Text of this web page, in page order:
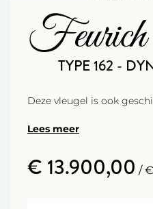
Feurich
TYPE 162 -
Deze vleugel is ook
Een klein formaat vleugel
dynamisch bereik!
Lees meer
€ 13.900,00 /